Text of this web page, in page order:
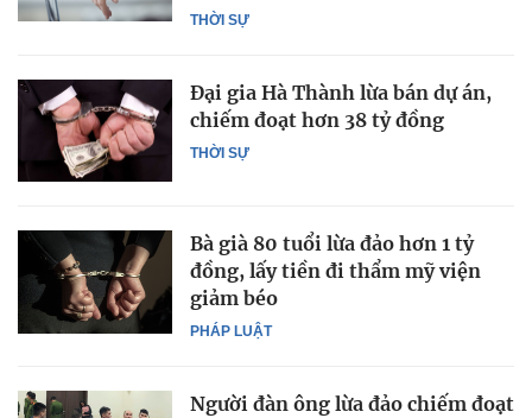
THỜI SỰ
THỜI SỰ
Đại gia Hà Thành lừa bán dự án,
chiếm đoạt hơn 38 tỷ đồng
PHÁP LUẬT
Bà già 80 tuổi lừa đảo hơn 1 tỷ
đồng, lấy tiền đi thẩm mỹ viện
giảm béo
Người đàn ông lừa đảo chiếm đoạt